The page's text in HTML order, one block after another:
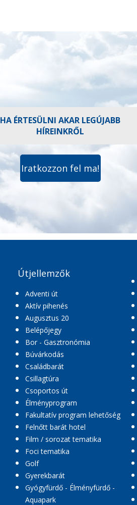
HA ÉRTESÜLNI AKAR LEGÚJABB
HÍREINKRŐL
Iratkozzon fel ma!
Útjellemzők
Adventi út
Aktív pihenés
Augusztus 20
Belépőjegy
Bor - Gasztronómia
Búvárkodás
Családbarát
Csillagtúra
Csoportos út
Élményprogram
Fakultatív program lehetőség
Felnőtt barát hotel
Film / sorozat tematika
Foci tematika
Golf
Gyerekbarát
Gyógyfürdő - Élményfürdő -
Aquapark